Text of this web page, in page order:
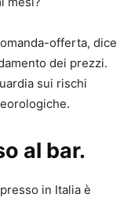
offerta, dice
dei prezzi.
sui rischi
al bar.
in Italia è